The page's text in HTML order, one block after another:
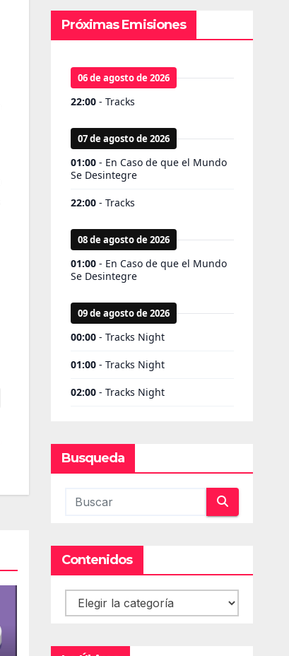
Próximas Emisiones
Busqueda
Contenidos
Contenidos